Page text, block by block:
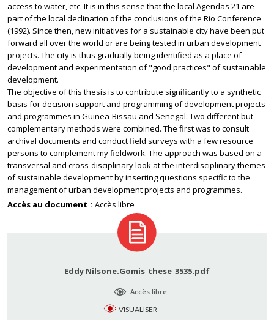
access to water, etc. It is in this sense that the local Agendas 21 are
part of the local declination of the conclusions of the Rio Conference
(1992). Since then, new initiatives for a sustainable city have been put
forward all over the world or are being tested in urban development
projects. The city is thus gradually being identified as a place of
development and experimentation of "good practices" of sustainable
development.
The objective of this thesis is to contribute significantly to a synthetic
basis for decision support and programming of development projects
and programmes in Guinea-Bissau and Senegal. Two different but
complementary methods were combined. The first was to consult
archival documents and conduct field surveys with a few resource
persons to complement my fieldwork. The approach was based on a
transversal and cross-disciplinary look at the interdisciplinary themes
of sustainable development by inserting questions specific to the
management of urban development projects and programmes.
Accès au document
Accès libre
Eddy Nilsone.Gomis_these_3535.pdf
Accès libre
VISUALISER